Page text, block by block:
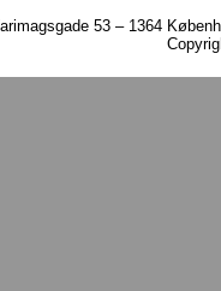
53 – 1364